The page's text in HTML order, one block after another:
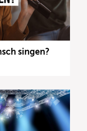
singen?